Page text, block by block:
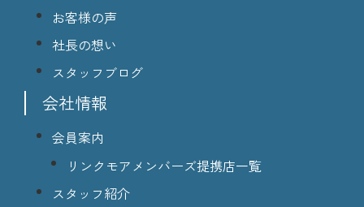
お客様の声
社長の想い
スタッフブログ
会社情報
会員案内
リンクモアメンバーズ提携店一覧
スタッフ紹介